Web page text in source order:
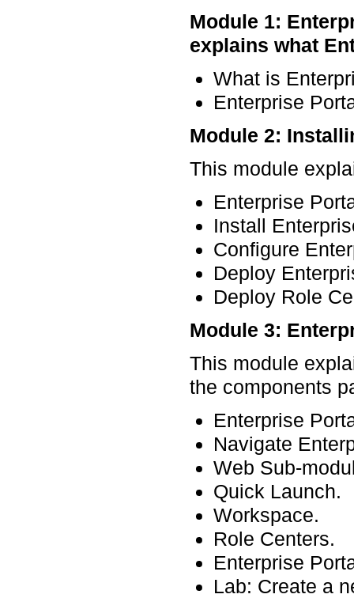
Module 1:
explains what
What is
Enterprise
Module 2:
This module
Enterprise
Install
Configure
Deploy
Deploy Role
Module 3:
This module
the components
Enterprise
Navigate
Web Sub-
Quick Launch.
Workspace.
Role Centers.
Enterprise
Lab: Create a